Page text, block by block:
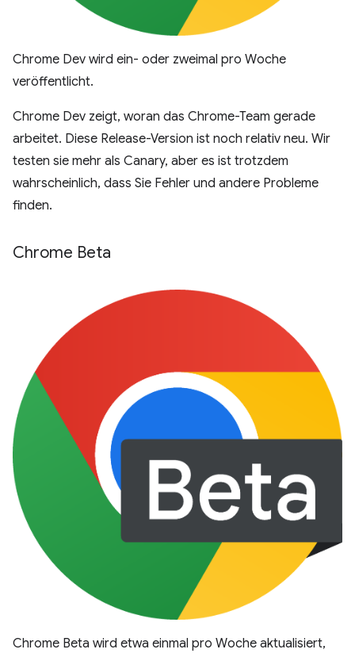
Chrome Dev wird ein- oder zweimal pro Woche
veröffentlicht.
Chrome Dev zeigt, woran das Chrome-Team gerade
arbeitet. Diese Release-Version ist noch relativ neu. Wir
testen sie mehr als Canary, aber es ist trotzdem
wahrscheinlich, dass Sie Fehler und andere Probleme
finden.
Chrome Beta
Chrome Beta wird etwa einmal pro Woche aktualisiert,